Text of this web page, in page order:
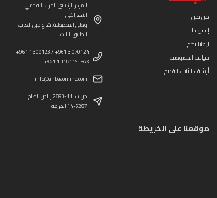
من نحن
إتصل بنا
لإعلاناتكم
سياسة الخصوصية
أرشيف الأنباء القديم
المركز الرئيسي للحزب التقدمي
الاشتراكي
وطى المصيطبة، شارع جبل العرب،
الطابق الثالث
+961 1 309123 / +961 3 070124
+961 1 318119 :FAX
info@anbaaonline.com
ص.ب: 11-2893 رياض الصلح
14-5287 المزرعة
موقعنا على الخريطة